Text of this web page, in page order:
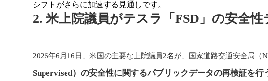
シフトがさらに加速する見通しです。
2. 米上院議員がテスラ「FSD」の安全
2026年6月16日、米国の主要な上院議員2名が、国家道路交通安全局（
Supervised）の安全性に関するパブリックデータの再検証を行